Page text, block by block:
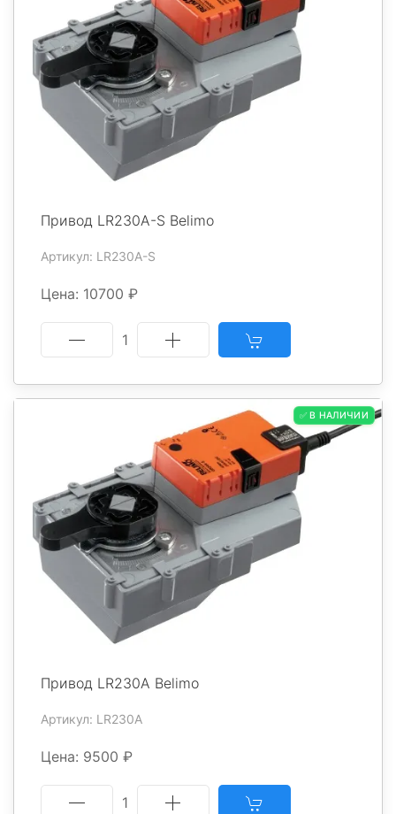
Привод LR230A-S Belimo
Артикул: LR230A-S
Цена: 10700 ₽
1
✅ В НАЛИЧИИ
Привод LR230A Belimo
Артикул: LR230A
Цена: 9500 ₽
1